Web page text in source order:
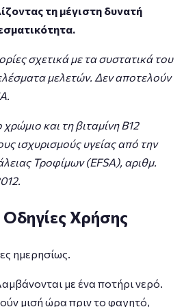
τη μέγιστη δυνατή
σχετικά με τα συστατικά του
μελετών. Δεν αποτελούν
και τη βιταμίνη Β12
ισχυρισμούς υγείας από την
Τροφίμων (EFSA), αριθμ.
Χρήσης
ημερησίως.
με ένα ποτήρι νερό.
μισή ώρα πριν το φαγητό,